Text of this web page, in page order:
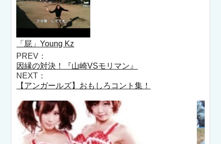
「屁」Young Kz
PREV：
因縁の対決！『山崎VSモリマン』
NEXT：
【アンガールズ】おもしろコント集！